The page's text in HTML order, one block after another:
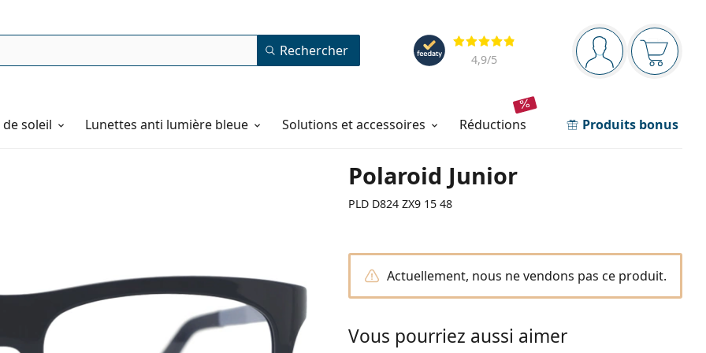
Barre de navigation
Vous êtesVotre
Évaluation
4,9/5
Rechercher
soleil Lunettes anti lumière bleue Solutions et accessoires réductions Produits bonus
Polaroid Junior
PLD D824 ZX9 15 48
Actuellement, nous ne vendons pas ce produit.
Vous pourriez aussi aimer